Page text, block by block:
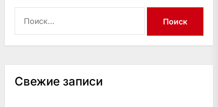
Свежие записи